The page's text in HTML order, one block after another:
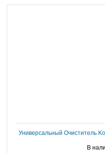
Универсальный Очиститель
В